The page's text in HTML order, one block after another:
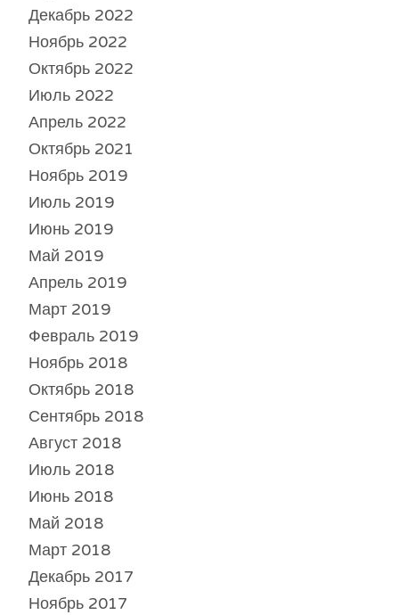
Декабрь 2022
Ноябрь 2022
Октябрь 2022
Июль 2022
Апрель 2022
Октябрь 2021
Ноябрь 2019
Июль 2019
Июнь 2019
Май 2019
Апрель 2019
Март 2019
Февраль 2019
Ноябрь 2018
Октябрь 2018
Сентябрь 2018
Август 2018
Июль 2018
Июнь 2018
Май 2018
Март 2018
Декабрь 2017
Ноябрь 2017